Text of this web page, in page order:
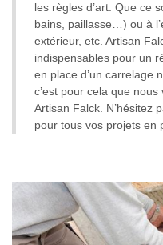
les règles d’art. Que ce
bains, paillasse…) ou à
extérieur, etc. Artisan
indispensables pour un
en place d’un carrelage
c’est pour cela que
Artisan Falck. N’hésitez
pour tous vos projets en